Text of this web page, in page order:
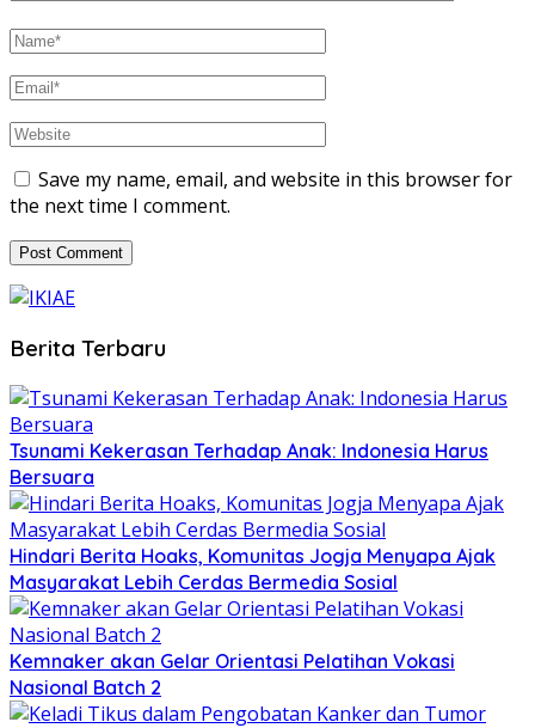
Save my name, email, and website in this browser for
the next time I comment.
Berita Terbaru
Tsunami Kekerasan Terhadap Anak: Indonesia Harus
Bersuara
Hindari Berita Hoaks, Komunitas Jogja Menyapa Ajak
Masyarakat Lebih Cerdas Bermedia Sosial
Kemnaker akan Gelar Orientasi Pelatihan Vokasi
Nasional Batch 2